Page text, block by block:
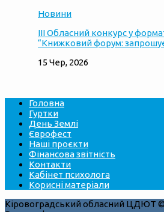
Новини
ІІІ Обласний конкурс у
“Книжковий форум:
15 Чер, 2026
Головна
Гуртки
День Землі
Єврофест
Наші проєкти
Фінансова звітність
Контакти
Кабінет психолога
Корисні матеріали
Кіровоградський обласний ЦДЮТ ©